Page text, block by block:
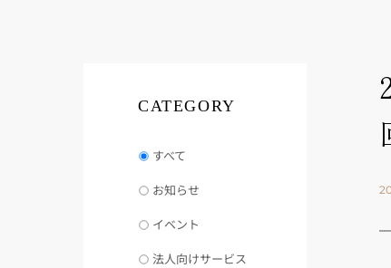
CATEGORY
すべて
お知らせ
イベント
法人向けサービス